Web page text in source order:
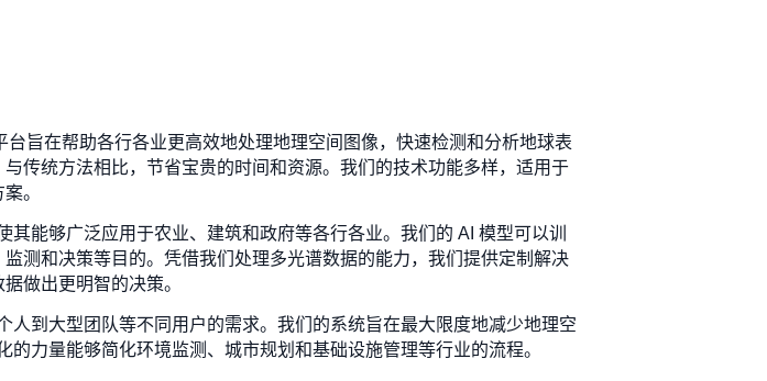
旨在帮助各行各业更高效地处理地理空间图像，快速检测和分析地球表
传统方法相比，节省宝贵的时间和资源。我们的技术功能多样，适用于
。
能够广泛应用于农业、建筑和政府等各行各业。我们的 AI 模型可以训
测和决策等目的。凭借我们处理多光谱数据的能力，我们提供定制解决
做出更明智的决策。
到大型团队等不同用户的需求。我们的系统旨在最大限度地减少地理空
力量能够简化环境监测、城市规划和基础设施管理等行业的流程。